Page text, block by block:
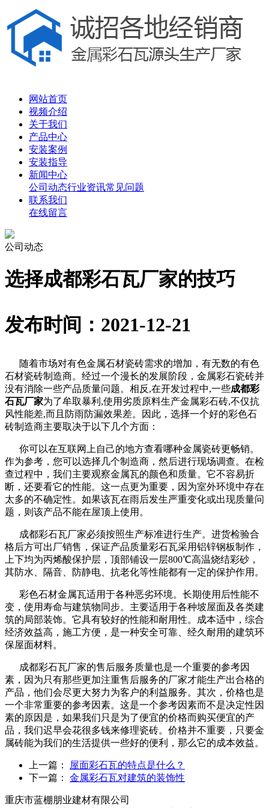
网站首页
视频介绍
关于我们
产品中心
安装案例
安装指导
新闻中心
公司动态行业资讯常见问题
联系我们
在线留言
公司动态
选择成都彩石瓦厂家的技巧
发布时间：2021-12-21
随着市场对有色金属石材瓷砖需求的增加，有无数的有色
石材瓷砖制造商。经过一个漫长的发展阶段，金属彩石瓷砖并
没有消除一些产品质量问题。相反,在开发过程中,一些成都彩
石瓦厂家为了牟取暴利,使用劣质原料生产金属彩石砖,不仅抗
风性能差,而且防雨防漏效果差。因此，选择一个好的彩色石
砖制造商主要取决于以下几个方面：
你可以在互联网上自己的地方查看哪种金属瓷砖更畅销。
作为参考，您可以选择几个制造商，然后进行现场调查。在检
查过程中，我们主要观察金属瓦的颜色和质量。它不容易折
断，还要看它的性能。这一点更为重要，因为室外环境中存在
太多的不确定性。如果该瓦在雨后发生严重变化或出现质量问
题，则该产品不能在屋顶上使用。
成都彩石瓦厂家必须按照生产标准进行生产。进货检验合
格后方可出厂销售，保证产品质量彩石瓦采用铝锌钢板制作，
上下均为丙烯酸保护层，顶部铺设一层800℃高温烧结彩砂，
其防水、隔音、防静电、抗老化等性能都有一定的保护作用。
彩色石材金属瓦适用于各种恶劣环境。长期使用后性能不
变，使用寿命与建筑物同步。主要适用于各种坡屋面及各类建
筑的局部装饰。它具有较好的性能和耐用性。成本适中，综合
经济效益高，施工方便，是一种安全可靠、经久耐用的建筑环
保屋面材料。
成都彩石瓦厂家的售后服务质量也是一个重要的参考因
素，因为只有那些更加注重售后服务的厂家才能生产出合格的
产品，他们会尽更大努力为客户的利益服务。其次，价格也是
一个非常重要的参考因素。这是一个参考因素而不是决定性因
素的原因是，如果我们只是为了便宜的价格而购买便宜的产
品，我们迟早会花很多钱来修理瓷砖。价格并不重要，只要金
属砖能为我们的生活提供一些好的便利，那么它的成本效益。
上一篇：
屋面彩石瓦的特点是什么？
下一篇：
金属彩石瓦对建筑的装饰性
重庆市蓝棚朋业建材有限公司